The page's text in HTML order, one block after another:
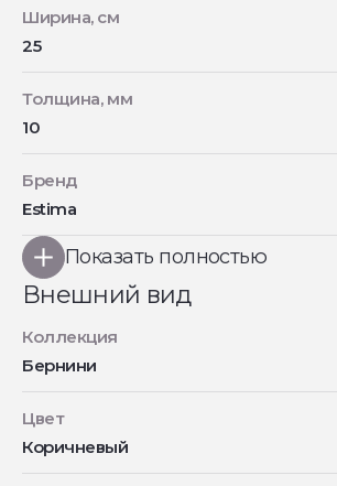
Ширина, см
25
Толщина, мм
10
Бренд
Estima
Показать полностью
Внешний вид
Коллекция
Бернини
Цвет
Коричневый